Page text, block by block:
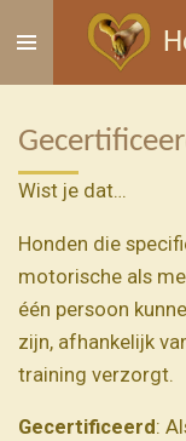
naar
de
hoofdinhoud
Wist je dat…
Honden die
motorische als
één persoon
zijn, afhankelijk
training verzorgt.
Gecertificeerd :